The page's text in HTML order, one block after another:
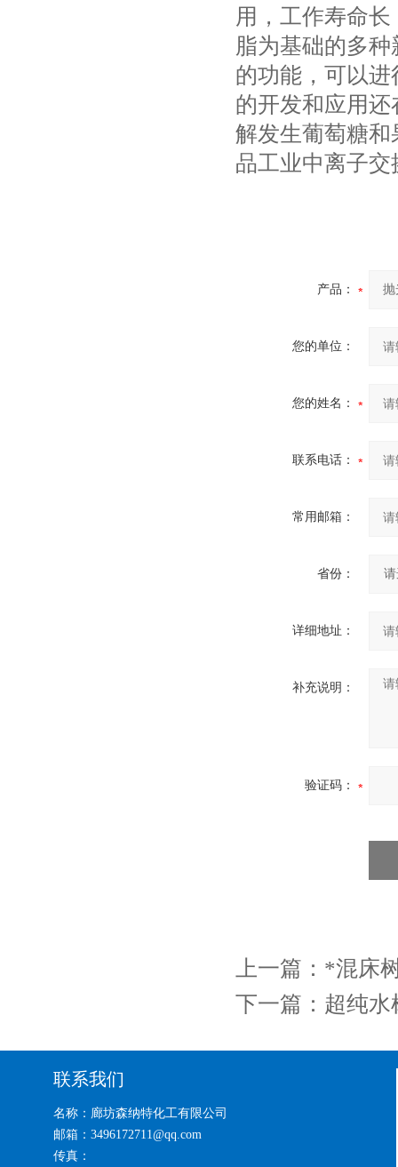
用，工作寿命
脂为基础的多
的功能，可以
的开发和应用
解发生葡萄糖
品工业中离子
产品：
您的单位：
您的姓名：
联系电话：
常用邮箱：
省份：
详细地址：
补充说明：
验证码：
上一篇： *混床
下一篇： 超纯水
联系我们
名称：廊坊森纳特化工有限公司
邮箱：3496172711@qq.com
传真：